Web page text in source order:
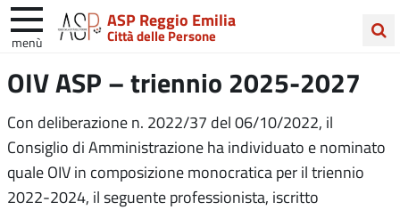
ASP Reggio Emilia
Città delle Persone
menù
nel
sito
OIV ASP – triennio 2025-2027
Con deliberazione n. 2022/37 del 06/10/2022, il
Consiglio di Amministrazione ha individuato e nominato
quale OIV in composizione monocratica per il triennio
2022-2024, il seguente professionista, iscritto